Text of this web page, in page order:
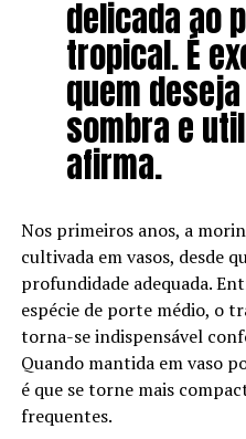
delicada ao
tropical. É
quem
sombra e
afirma.
Nos primeiros anos, a
cultivada em vasos, desde
profundidade adequada.
espécie de porte médio, o
torna-se indispensável
Quando mantida em vaso
é que se torne mais
frequentes.